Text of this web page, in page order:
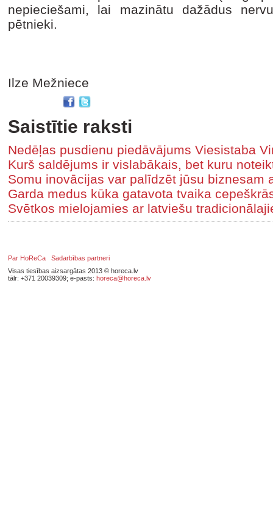
nepieciešami, lai mazinātu dažādus
pētnieki.
Ilze Mežniece
Saistītie raksti
Nedēļas pusdienu piedāvājums Viesistaba
Kurš saldējums ir vislabākais, bet kuru
Somu inovācijas var palīdzēt jūsu biznesam
Garda medus kūka gatavota tvaika
Svētkos mielojamies ar latviešu
Par HoReCa
Sadarbības partneri
Visas tiesības aizsargātas 2013 © horeca.lv
tālr: +371 20039309; e-pasts: horeca@horeca.lv